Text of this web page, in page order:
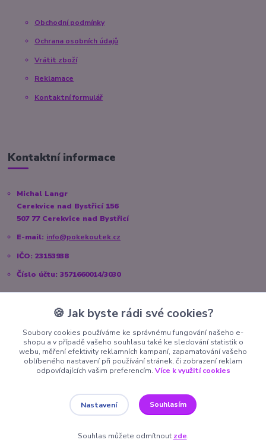
Obchodní podmínky
Ochrana osobních údajů
Vrátit zboží
Reklamace
Kontaktní formulář
Kontaktní informace
Michal Langr
Cerekvice nad Bystřicí 156
507 77 Cerekvice nad Bystřicí
E-mail: info@pokekoutek.cz
IČO: 23153938
Číslo účtu: 3571660014/3030
Sociální sítě
Instagram:@pokekoutek.cz
Facebook:@PokeKoutek.cz
Vytvořeno na
Eshop-rychle.cz
🍪 Jak byste rádi své cookies?
Soubory cookies používáme ke správnému fungování našeho e-
shopu a v případě vašeho souhlasu také ke sledování statistik o
webu, měření efektivity reklamních kampaní, zapamatování vašeho
oblíbeného nastavení při používání stránek, či zobrazení reklam
odpovídajících vašim preferencím. Více k využití cookies
Nastavení Souhlasím
Souhlas můžete odmítnout zde.